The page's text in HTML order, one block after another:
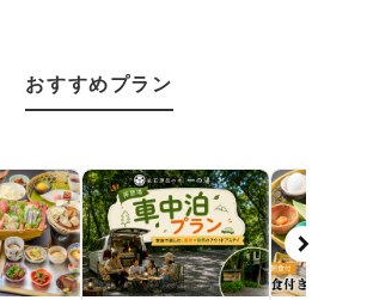
おすすめプラン